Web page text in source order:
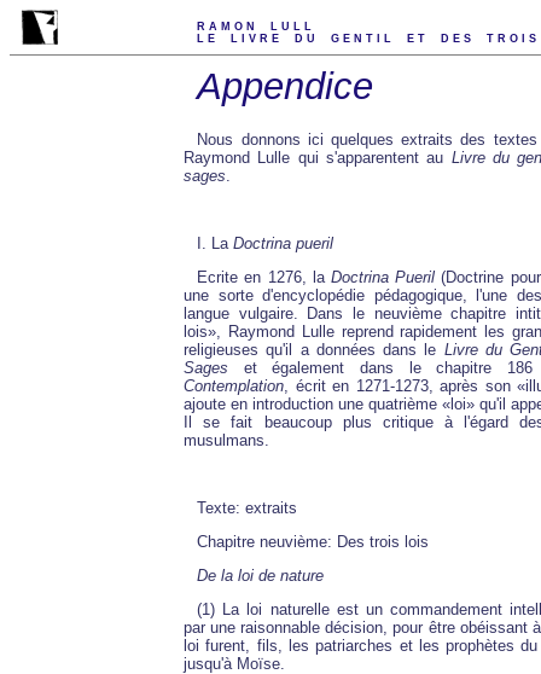
RAMON LULL
LE LIVRE DU GENTIL ET DES TROIS
Appendice
Nous donnons ici quelques extraits des
Raymond Lulle qui s'apparentent au Livre du
sages.
I. LaDoctrina pueril
Ecrite en 1276, la Doctrina Pueril (Doctrine
une sorte d'encyclopédie pédagogique, l'une
langue vulgaire. Dans le neuvième chapitre
lois», Raymond Lulle reprend rapidement les
religieuses qu'il a données dans le Livre du
Sages et également dans le chapitre
Contemplation, écrit en 1271-1273, après son
ajoute en introduction une quatrième «loi» qu'il
Il se fait beaucoup plus critique à l'égard
musulmans.
Texte: extraits
Chapitre neuvième: Des trois lois
De la loi de nature
(1) La loi naturelle est un commandement
par une raisonnable décision, pour être obéissant
loi furent, fils, les patriarches et les prophètes
jusqu'à Moïse.